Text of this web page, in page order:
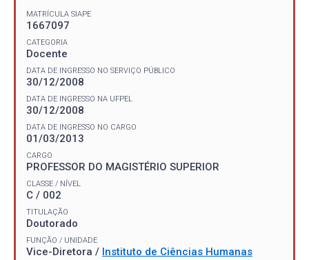
MATRÍCULA SIAPE
1667097
CATEGORIA
Docente
DATA DE INGRESSO NO SERVIÇO PÚBLICO
30/12/2008
DATA DE INGRESSO NA UFPEL
30/12/2008
DATA DE INGRESSO NO CARGO
01/03/2013
CARGO
PROFESSOR DO MAGISTÉRIO SUPERIOR
CLASSE / NÍVEL
C / 002
TITULAÇÃO
Doutorado
FUNÇÃO / UNIDADE
Vice-Diretora / Instituto de Ciências Humanas